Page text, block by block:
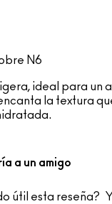
N6
ideal para un
la textura
a un amigo
útil esta reseña?